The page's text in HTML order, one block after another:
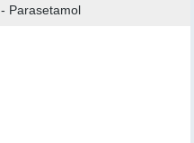
Parasetamol